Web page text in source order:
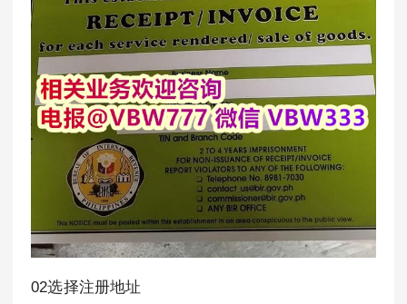
02选择注册地址